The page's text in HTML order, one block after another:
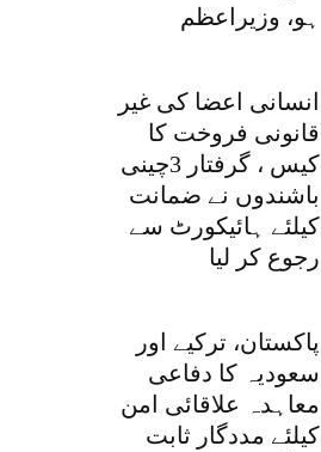
ہو، وزیراعظم
انسانی اعضا کی غیر
قانونی فروخت کا
کیس ، گرفتار 3چینی
باشندوں نے ضمانت
کیلئے ہائیکورٹ سے
رجوع کر لیا
پاکستان، ترکیے اور
سعودیہ کا دفاعی
معاہدہ علاقائی امن
کیلئے مددگار ثابت